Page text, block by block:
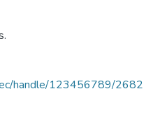
handle/123456789/2682